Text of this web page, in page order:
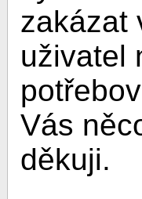
zakázat
uživatel
Vás
děkuji.